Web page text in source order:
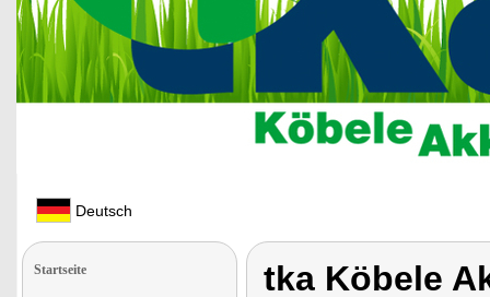
Deutsch
Startseite
tka Köbele